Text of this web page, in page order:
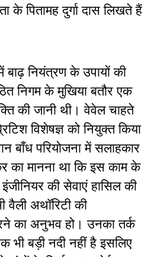
के पितामह दुर्गा दास लिखते हैं
में बाढ़ नियंत्रण के उपायों की
निगम के मुखिया बतौर एक
की जानी थी। वेवेल चाहते
विशेषज्ञ को नियुक्त किया
बाँध परियोजना में सलाहकार
का मानना था कि इस काम के
की सेवाएं हासिल की
वैली अथॉरिटी की
का अनुभव हो। उनका तर्क
भी बड़ी नदी नहीं है इसलिए